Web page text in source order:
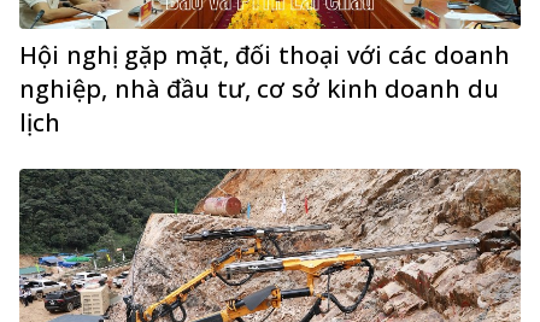
Hội nghị gặp mặt, đối thoại với các doanh
nghiệp, nhà đầu tư, cơ sở kinh doanh du
lịch